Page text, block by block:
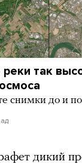
так
снимки до и
дикий